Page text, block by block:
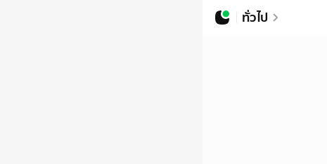
ทั่วไป